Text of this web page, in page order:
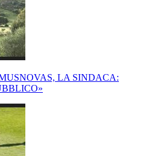
LA SINDACA: